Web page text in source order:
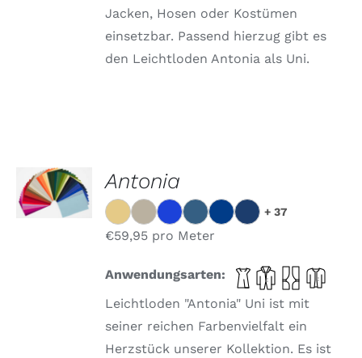
Jacken, Hosen oder Kostümen
einsetzbar. Passend hierzug gibt es
den Leichtloden Antonia als Uni.
OPTIONEN
WÄHLEN
DIESES
PRODUKT
OPTIONEN
/
DETAILS
Antonia
+ 37
€59,95 pro Meter
Anwendungsarten:
Leichtloden "Antonia" Uni ist mit
seiner reichen Farbenvielfalt ein
Herzstück unserer Kollektion. Es ist